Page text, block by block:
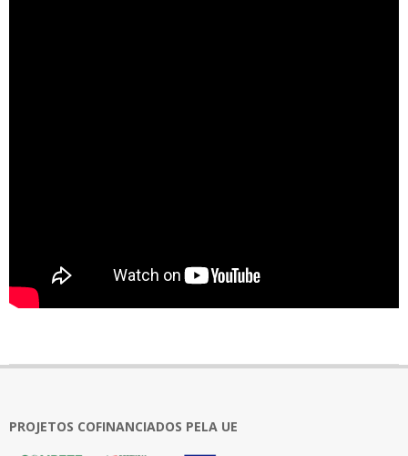
2021-
PROJETOS COFINANCIADOS PELA UE